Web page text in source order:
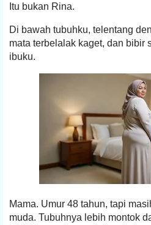
Itu bukan Rina.
Di bawah tubuhku, telentang
mata terbelalak kaget, dan
ibuku.
Mama. Umur 48 tahun, tapi
muda. Tubuhnya lebih montok